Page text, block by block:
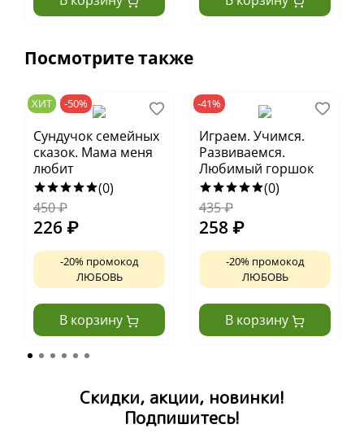
Посмотрите также
ХИТ -50%
Сундучок семейных
сказок. Мама меня
любит
(0)
450₽
226 ₽
-20% промокод
ЛЮБОВЬ
В корзину
-41%
Играем. Учимся.
Развиваемся.
Любимый горшок
(0)
435₽
258 ₽
-20% промокод
ЛЮБОВЬ
В корзину
Скидки, акции, новинки!
Подпишитесь!